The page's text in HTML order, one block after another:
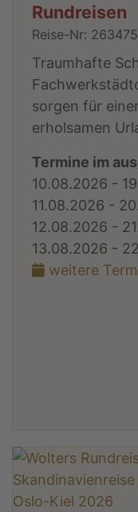
Rundreisen
Reise-Nr: 263475
Traumhafte
sorgen für
erholsamen
Termine im
10.08.2026 -
11.08.2026 -
12.08.2026 -
13.08.2026 -
weitere